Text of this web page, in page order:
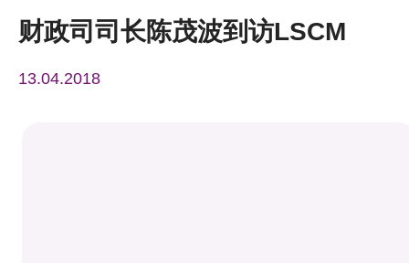
财政司司长陈茂波到访LSCM
13.04.2018